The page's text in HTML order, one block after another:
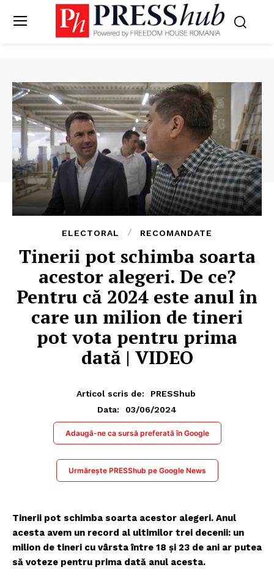
ELECTORAL RECOMANDATE
Tinerii pot schimba soarta
acestor alegeri. De ce?
Pentru că 2024 este anul în
care un milion de tineri
pot vota pentru prima
dată | VIDEO
Articol scris de:
PRESShub
Data:
03/06/2024
Adaugă-ne ca sursă preferată în Google
Urmărește PRESShub pe Google News
Tinerii pot schimba soarta acestor alegeri. Anul
acesta avem un record al ultimilor trei decenii: un
milion de tineri cu vârsta între 18 și 23 de ani ar putea
să voteze pentru prima dată anul acesta.